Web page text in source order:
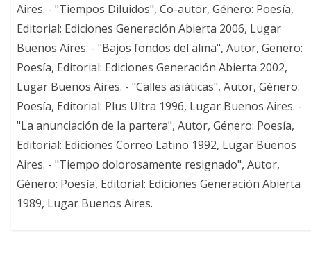
Aires. - "Tiempos Diluidos", Co-autor, Género: Poesía,
Editorial: Ediciones Generación Abierta 2006, Lugar
Buenos Aires. - "Bajos fondos del alma", Autor, Genero:
Poesía, Editorial: Ediciones Generación Abierta 2002,
Lugar Buenos Aires. - "Calles asiáticas", Autor, Género:
Poesía, Editorial: Plus Ultra 1996, Lugar Buenos Aires. -
"La anunciación de la partera", Autor, Género: Poesía,
Editorial: Ediciones Correo Latino 1992, Lugar Buenos
Aires. - "Tiempo dolorosamente resignado", Autor,
Género: Poesía, Editorial: Ediciones Generación Abierta
1989, Lugar Buenos Aires.